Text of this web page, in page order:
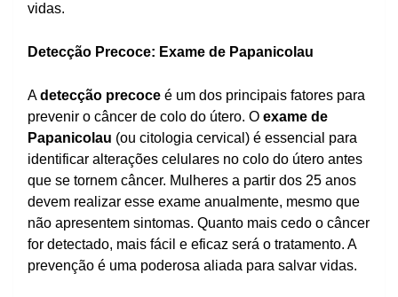
vidas.
Detecção Precoce: Exame de Papanicolau
Adetecção precoce é um dos principais fatores para
prevenir o câncer de colo do útero. O exame de
Papanicolau (ou citologia cervical) é essencial para
identificar alterações celulares no colo do útero antes
que se tornem câncer. Mulheres a partir dos 25 anos
devem realizar esse exame anualmente, mesmo que
não apresentem sintomas. Quanto mais cedo o câncer
for detectado, mais fácil e eficaz será o tratamento. A
prevenção é uma poderosa aliada para salvar vidas.